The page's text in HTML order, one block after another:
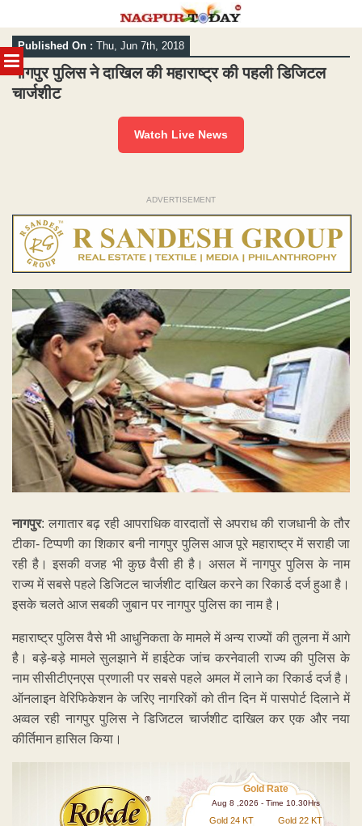
MENU
Skip
to
content
Published On : Thu, Jun 7th, 2018
नागपुर पुलिस ने दाखिल की महाराष्ट्र की पहली डिजिटल
चार्जशीट
Watch Live News
ADVERTISEMENT
नागपुर: लगातार बढ़ रही आपराधिक वारदातों से अपराध की राजधानी के तौर
टीका- टिप्पणी का शिकार बनी नागपुर पुलिस आज पूरे महाराष्ट्र में सराही जा
रही है। इसकी वजह भी कुछ वैसी ही है। असल में नागपुर पुलिस के नाम
राज्य में सबसे पहले डिजिटल चार्जशीट दाखिल करने का रिकार्ड दर्ज हुआ है।
इसके चलते आज सबकी जुबान पर नागपुर पुलिस का नाम है।
महाराष्ट्र पुलिस वैसे भी आधुनिकता के मामले में अन्य राज्यों की तुलना में आगे
है। बड़े-बड़े मामले सुलझाने में हाईटेक जांच करनेवाली राज्य की पुलिस के
नाम सीसीटीएनएस प्रणाली पर सबसे पहले अमल में लाने का रिकार्ड दर्ज है।
ऑनलाइन वेरिफिकेशन के जरिए नागरिकों को तीन दिन में पासपोर्ट दिलाने में
अव्वल रही नागपुर पुलिस ने डिजिटल चार्जशीट दाखिल कर एक और नया
कीर्तिमान हासिल किया।
Gold Rate
Aug 8 ,2026 - Time 10.30Hrs
Gold 24 KT Gold 22 KT